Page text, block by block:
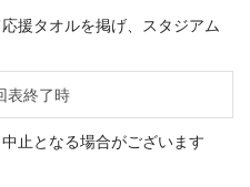
応援タオルを掲げ、スタジアム
表終了時
止となる場合がございます